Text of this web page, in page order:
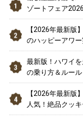
ゾートフェア
【2026年最新版
のハッピーアワ
最新版！ハワイ
の乗り方＆ルール
【2026年最新版
人気！絶品クッ